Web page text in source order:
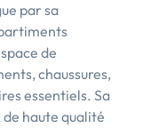
par sa
de
chaussures,
essentiels. Sa
haute qualité